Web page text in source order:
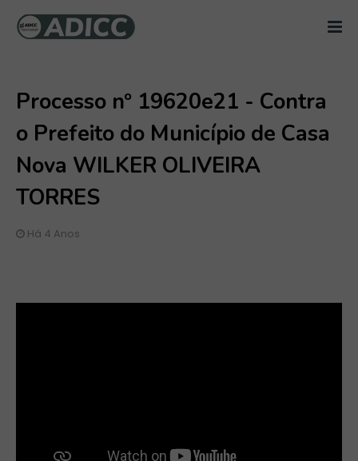
Processo nº 19620e21 - Contra
o Prefeito do Município de Casa
Nova WILKER OLIVEIRA
TORRES
Há 4 Anos